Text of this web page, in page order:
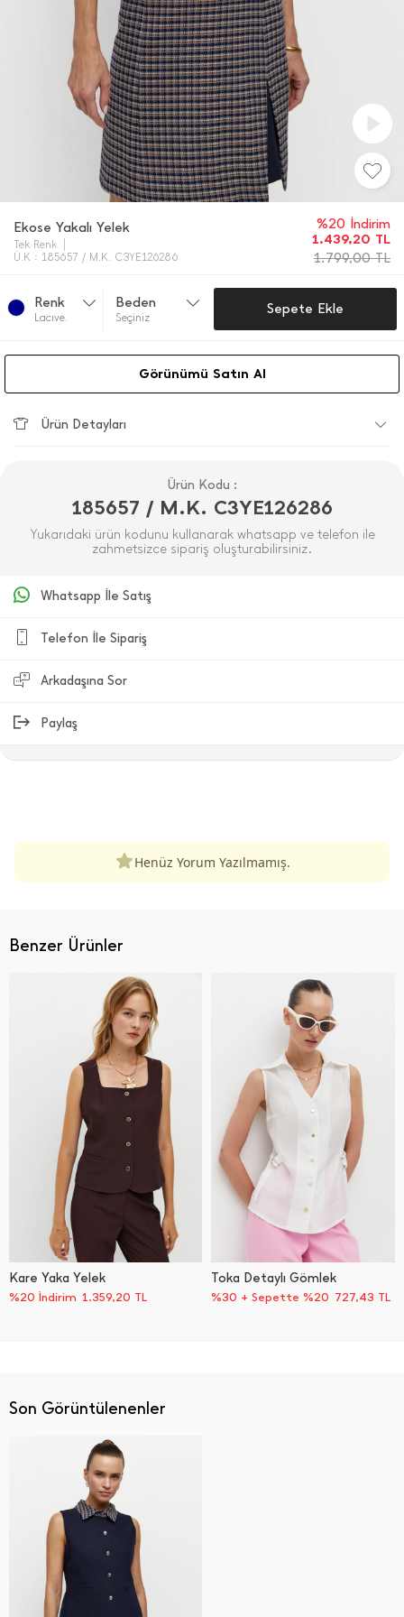
Ekose Yakalı Yelek
Tek Renk
Ü.K : 185657 / M.K. C3YE126286
%20 İndirim
1.439,20 TL
1.799,00TL
Renk
Lacıve.
Beden
Seçiniz
Sepete Ekle
Görünümü Satın Al
Ürün Detayları
Ürün Kodu :
185657 / M.K. C3YE126286
Yukarıdaki ürün kodunu kullanarak whatsapp ve telefon ile
zahmetsizce sipariş oluşturabilirsiniz.
Whatsapp İle Satış
Telefon İle Sipariş
Arkadaşına Sor
Paylaş
Henüz Yorum Yazılmamış.
Benzer Ürünler
Kare Yaka Yelek
%20 İndirim 1.359,20 TL
Toka Detaylı Gömlek
%30 + Sepette %20 727,43 TL
Son Görüntülenenler